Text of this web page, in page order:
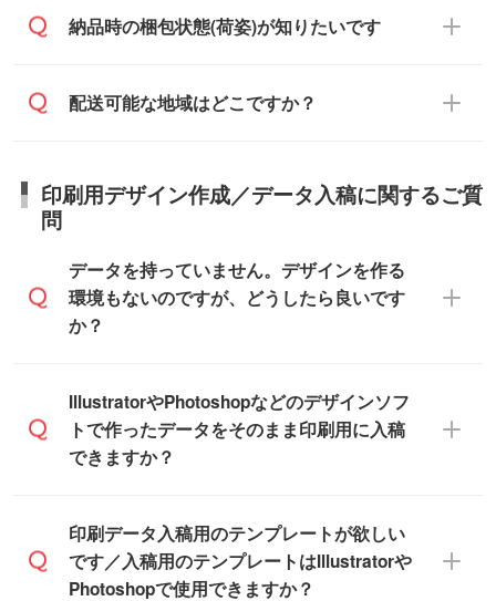
ます。
納期は商品や数量、印刷方法、ご納品場
ュール」に注文予定日をご入力いただく
と、おおよその締切日や出荷目安をご確認
いただけます。
商品在庫や印刷ラインを確保するために
をお願いいたします。
※土日祝日を除く営業日換算です。
在庫状況や印刷スケジュールを確認のう
短5営業日で出荷可能な商品もご用意してお
商品ページにてご確認ください
ご入金確認後に在庫を確保し、注文確定の
ださい。
納品時の梱包状態(荷姿)が知りたいです
商品によって異なります。各ページにある
います。(白箱、化粧箱、ブリスターパック
など)
います。(透明袋、デザイン袋など)
【個包装なし】 個包装がされていない状
態で納品します。
配送可能な地域はどこですか？
日本全国へお届けが可能です。なお、海外
への直接納品は行っておりませんので予め
印刷用デザイン作成／データ入稿に関するご質
問
データを持っていません。デザインを作る
環境もないのですが、どうしたら良いです
か？
無料の「デザインシミュレーター」を使え
ば、PCやスマホから簡単にデザインを作成
できます。スタンプやテンプレートも豊富
また、「データ作成サービス」もご利用い
ただけます。ご希望の文言・書体・印刷色
IllustratorやPhotoshopなどのデザインソフ
トで作ったデータをそのまま印刷用に入稿
できますか？
IllustratorやPhotoshop、CLIP STUDIOなどの
デザインソフトでこだわりのデザインを作
成したい方は、完全データ入稿
印刷データ入稿用のテンプレートが欲しい
です／入稿用のテンプレートはIllustratorや
Photoshopで使用できますか？